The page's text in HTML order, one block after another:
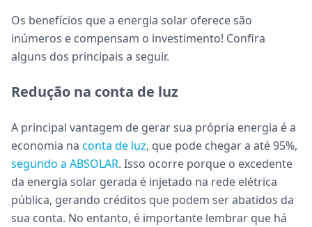
Os benefícios que a energia solar oferece são
inúmeros e compensam o investimento! Confira
alguns dos principais a seguir.
Redução na conta de luz
A principal vantagem de gerar sua própria energia é a
economia na conta de luz, que pode chegar a até 95%,
segundo a ABSOLAR. Isso ocorre porque o excedente
da energia solar gerada é injetado na rede elétrica
pública, gerando créditos que podem ser abatidos da
sua conta. No entanto, é importante lembrar que há